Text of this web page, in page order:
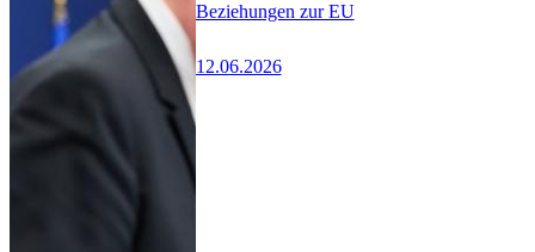
Beziehungen zur EU
12.06.2026